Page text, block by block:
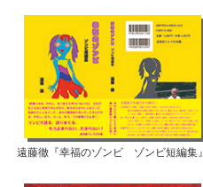
遠藤徹『幸福のゾンビ ゾンビ短編集』